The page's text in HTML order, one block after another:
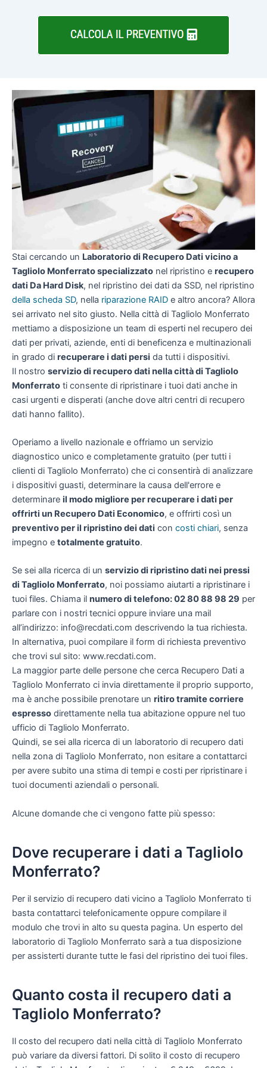
Stai cercando un Laboratorio di Recupero Dati vicino a
Tagliolo Monferrato specializzato nel ripristino e recupero
dati Da Hard Disk, nel ripristino dei dati da SSD, nel ripristino
della scheda SD, nella riparazione RAID e altro ancora? Allora
sei arrivato nel sito giusto. Nella città di Tagliolo Monferrato
mettiamo a disposizione un team di esperti nel recupero dei
dati per privati, aziende, enti di beneficenza e multinazionali
in grado di recuperare i dati persi da tutti i dispositivi.
Il nostro servizio di recupero dati nella città di Tagliolo
Monferrato ti consente di ripristinare i tuoi dati anche in
casi urgenti e disperati (anche dove altri centri di recupero
dati hanno fallito).
Operiamo a livello nazionale e offriamo un servizio
diagnostico unico e completamente gratuito (per tutti i
clienti di Tagliolo Monferrato) che ci consentirà di analizzare
i dispositivi guasti, determinare la causa dell'errore e
determinare il modo migliore per recuperare i dati per
offrirti un Recupero Dati Economico, e offrirti così un
preventivo per il ripristino dei dati con costi chiari, senza
impegno e totalmente gratuito.
Se sei alla ricerca di un servizio di ripristino dati nei pressi
di Tagliolo Monferrato, noi possiamo aiutarti a ripristinare i
tuoi files. Chiama il numero di telefono: 02 80 88 98 29 per
parlare con i nostri tecnici oppure inviare una mail
all’indirizzo: info@recdati.com descrivendo la tua richiesta.
In alternativa, puoi compilare il form di richiesta preventivo
che trovi sul sito: www.recdati.com.
La maggior parte delle persone che cerca Recupero Dati a
Tagliolo Monferrato ci invia direttamente il proprio supporto,
ma è anche possibile prenotare un ritiro tramite corriere
espresso direttamente nella tua abitazione oppure nel tuo
ufficio di Tagliolo Monferrato.
Quindi, se sei alla ricerca di un laboratorio di recupero dati
nella zona di Tagliolo Monferrato, non esitare a contattarci
per avere subito una stima di tempi e costi per ripristinare i
tuoi documenti aziendali o personali.
Alcune domande che ci vengono fatte più spesso:
Dove recuperare i dati a Tagliolo
Monferrato?
Per il servizio di recupero dati vicino a Tagliolo Monferrato ti
basta contattarci telefonicamente oppure compilare il
modulo che trovi in alto su questa pagina. Un esperto del
laboratorio di Tagliolo Monferrato sarà a tua disposizione
per assisterti durante tutte le fasi del ripristino dei tuoi files.
Quanto costa il recupero dati a
Tagliolo Monferrato?
Il costo del recupero dati nella città di Tagliolo Monferrato
può variare da diversi fattori. Di solito il costo di recupero